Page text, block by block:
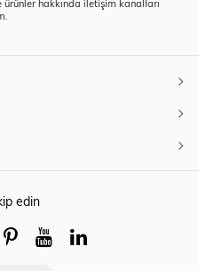
hakkında iletişim kanalları
edin